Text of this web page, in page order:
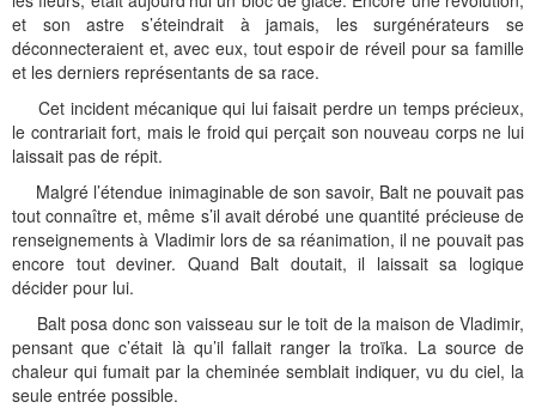
et son astre s’éteindrait à jamais, les surgénérateurs se
déconnecteraient et, avec eux, tout espoir de réveil pour sa famille
et les derniers représentants de sa race.
Cet incident mécanique qui lui faisait perdre un temps précieux,
le contrariait fort, mais le froid qui perçait son nouveau corps ne lui
laissait pas de répit.
Malgré l’étendue inimaginable de son savoir, Balt ne pouvait pas
tout connaître et, même s’il avait dérobé une quantité précieuse de
renseignements à Vladimir lors de sa réanimation, il ne pouvait pas
encore tout deviner. Quand Balt doutait, il laissait sa logique
décider pour lui.
Balt posa donc son vaisseau sur le toit de la maison de Vladimir,
pensant que c’était là qu’il fallait ranger la troïka. La source de
chaleur qui fumait par la cheminée semblait indiquer, vu du ciel, la
seule entrée possible.